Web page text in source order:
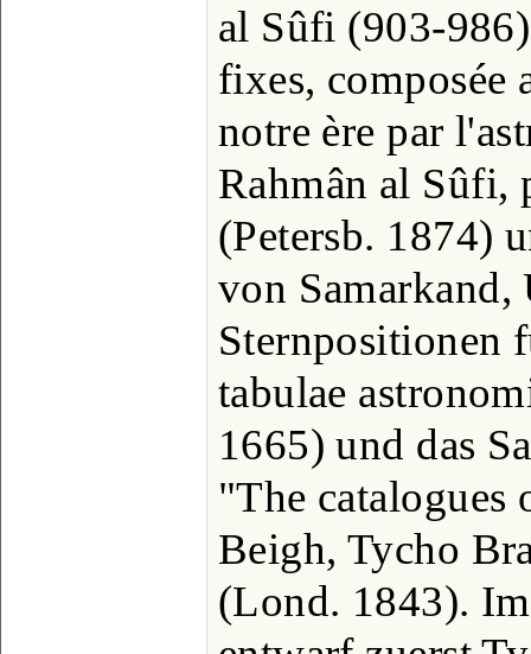
al Sûfi (903-
fixes, composée
notre ère par
Rahmân al Sûfi,
(Petersb. 1874)
von
Sternpositionen
tabulae
1665) und das
"The
Beigh, Tycho
(Lond. 1843).